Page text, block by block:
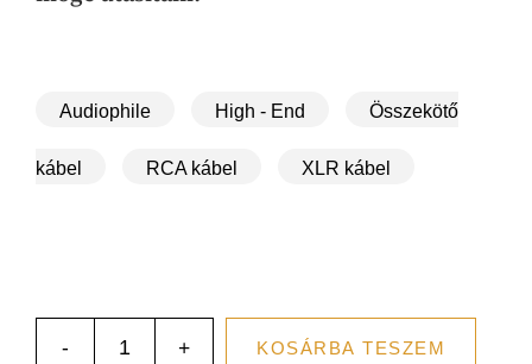
Audiophile High - End Összekötő
kábel RCA kábel XLR kábel
- + KOSÁRBA TESZEM